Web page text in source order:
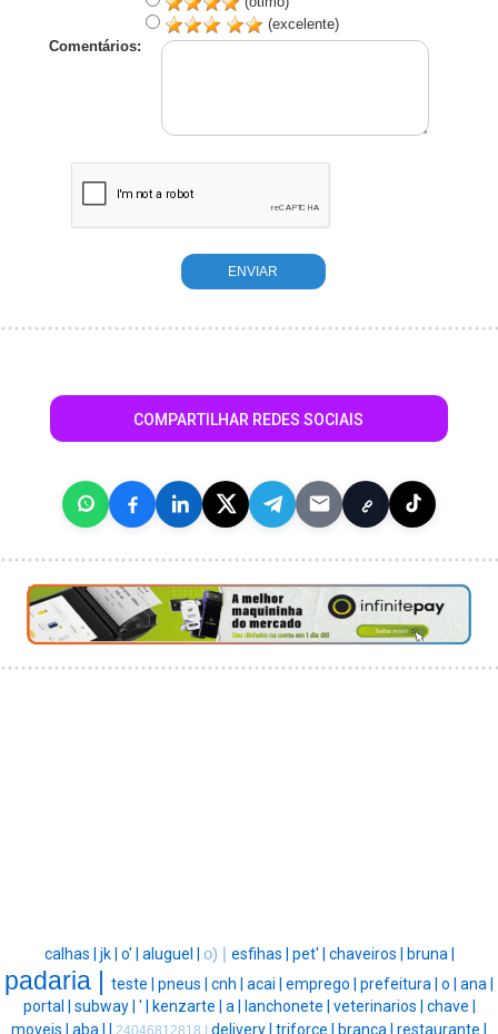
(excelente)
Comentários:
COMPARTILHAR REDES SOCIAIS
calhas | jk | o' | aluguel | o) | esfihas | pet' | chaveiros | bruna |
padaria | teste | pneus | cnh | acai | emprego | prefeitura | o | ana |
portal | subway | ' | kenzarte | a | lanchonete | veterinarios | chave |
moveis | aba | 24046812818 | delivery | triforce | branca | restaurante |